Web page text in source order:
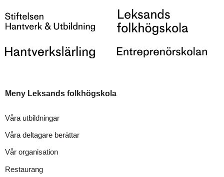
Meny Leksands folkhögskola
Våra utbildningar
Våra deltagare berättar
Vår organisation
Restaurang